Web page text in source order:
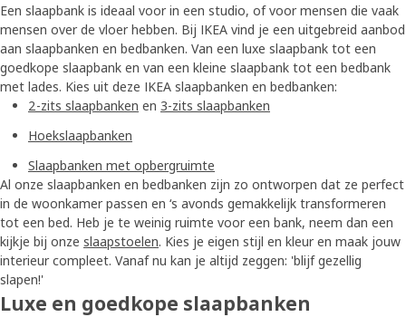
Een slaapbank is ideaal voor in een studio, of voor mensen die vaak
mensen over de vloer hebben. Bij IKEA vind je een uitgebreid aanbod
aan slaapbanken en bedbanken. Van een luxe slaapbank tot een
goedkope slaapbank en van een kleine slaapbank tot een bedbank
met lades. Kies uit deze IKEA slaapbanken en bedbanken:
2-zits slaapbanken en 3-zits slaapbanken
Hoekslaapbanken
Slaapbanken met opbergruimte
Al onze slaapbanken en bedbanken zijn zo ontworpen dat ze perfect
in de woonkamer passen en ‘s avonds gemakkelijk transformeren
tot een bed. Heb je te weinig ruimte voor een bank, neem dan een
kijkje bij onze slaapstoelen. Kies je eigen stijl en kleur en maak jouw
interieur compleet. Vanaf nu kan je altijd zeggen: 'blijf gezellig
slapen!'
Luxe en goedkope slaapbanken